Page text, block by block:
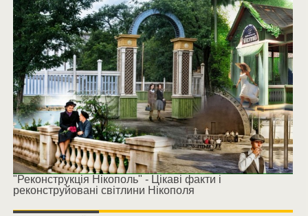
"Реконструкція Нікополь" - Цікаві факти і
реконструйовані світлини Нікополя